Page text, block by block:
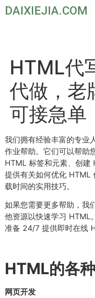
DAIXIEJIA.COM
HTML代
代做，老
可接急单
我们拥有经验丰富的专业
作业帮助。它们可以帮助
HTML 标签和元素、创建
提供有关如何优化 HTML
载时间的实用技巧。
如果您需要更多帮助，我
他资源以快速学习 HTML
准备 24/7 提供即时在线
HTML的各
网页开发